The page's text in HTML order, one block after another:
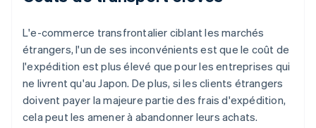
L'e-commerce transfrontalier ciblant les marchés
étrangers, l'un de ses inconvénients est que le coût de
l'expédition est plus élevé que pour les entreprises qui
ne livrent qu'au Japon. De plus, si les clients étrangers
doivent payer la majeure partie des frais d'expédition,
cela peut les amener à abandonner leurs achats.